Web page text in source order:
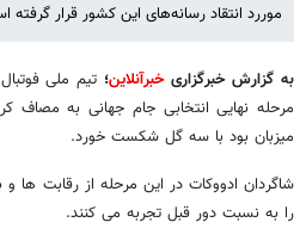
موررد انتقاد رسانه‌های این کشور قرار گرفته
به گزارش خبرگزاریخبرآنلاین؛ تیم ملی
مرحله نهایی انتخابی جام جهانی به مصاف
میزبان بود با سه گل شکست خورد.
شاگردان ادووکات در این مرحله از رقابت ها و
را به نسبت دور قبل تجربه می کنند.